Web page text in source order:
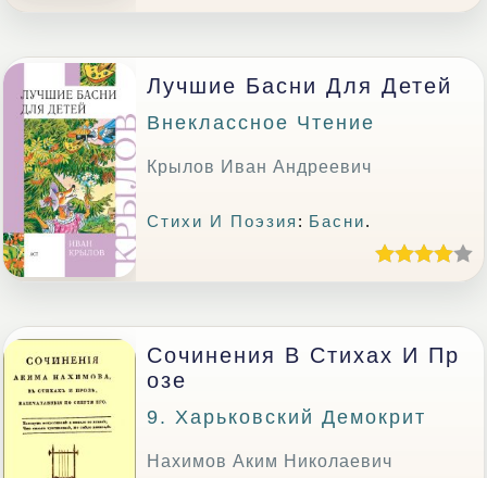
Лучшие Басни Для Детей
Внеклассное Чтение
Крылов Иван Андреевич
Стихи И Поэзия : Басни.
Сочинения В Стихах И Пр
Озе
9. Харьковский Демокрит
Нахимов Аким Николаевич